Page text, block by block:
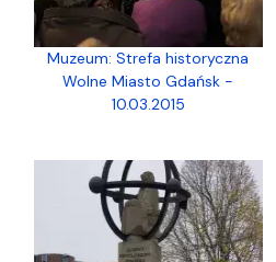
Muzeum: Strefa historyczna
Wolne Miasto Gdańsk -
10.03.2015